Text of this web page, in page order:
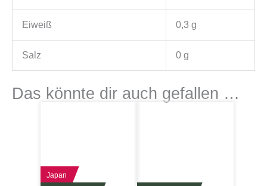
Eiweiß 0,3 g
Salz 0 g
Das könnte dir auch gefallen …
Japan